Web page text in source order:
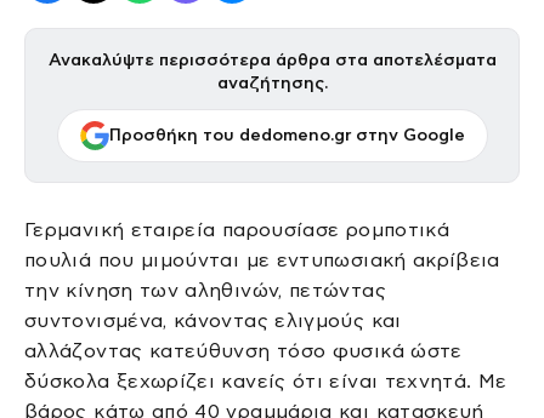
Ανακαλύψτε περισσότερα άρθρα στα αποτελέσματα
αναζήτησης.
Προσθήκη του dedomeno.gr στην Google
Γερμανική εταιρεία παρουσίασε ρομποτικά
πουλιά που μιμούνται με εντυπωσιακή ακρίβεια
την κίνηση των αληθινών, πετώντας
συντονισμένα, κάνοντας ελιγμούς και
αλλάζοντας κατεύθυνση τόσο φυσικά ώστε
δύσκολα ξεχωρίζει κανείς ότι είναι τεχνητά. Με
βάρος κάτω από 40 γραμμάρια και κατασκευή